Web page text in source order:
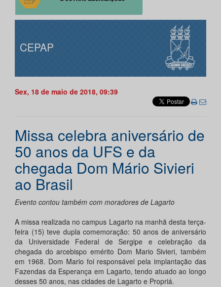
CEPAP
Sex, 18 de maio de 2018, 09:39
Missa celebra aniversário de
50 anos da UFS e da
chegada Dom Mário Sivieri
ao Brasil
Evento contou também com moradores de Lagarto
A missa realizada no campus Lagarto na manhã desta terça-
feira (15) teve dupla comemoração: 50 anos de aniversário
da Universidade Federal de Sergipe e celebração da
chegada do arcebispo emérito Dom Mario Sivieri, também
em 1968. Dom Mario foi responsável pela implantação das
Fazendas da Esperança em Lagarto, tendo atuado ao longo
desses 50 anos, nas cidades de Lagarto e Propriá.